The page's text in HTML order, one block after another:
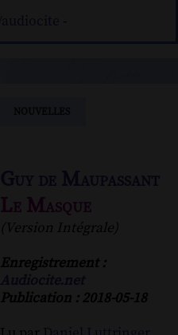
-
Le Masque
(Version Intégrale)
Enregistrement :
Publication : 2018-05-18